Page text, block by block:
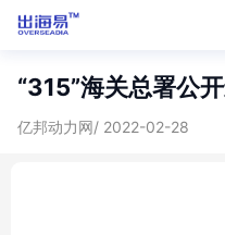
“315”海关总署公
亿邦动力网/ 2022-02-28